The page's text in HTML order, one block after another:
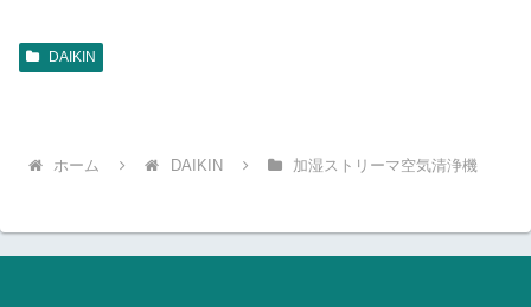
DAIKIN
ホーム DAIKIN 加湿ストリーマ空気清浄機